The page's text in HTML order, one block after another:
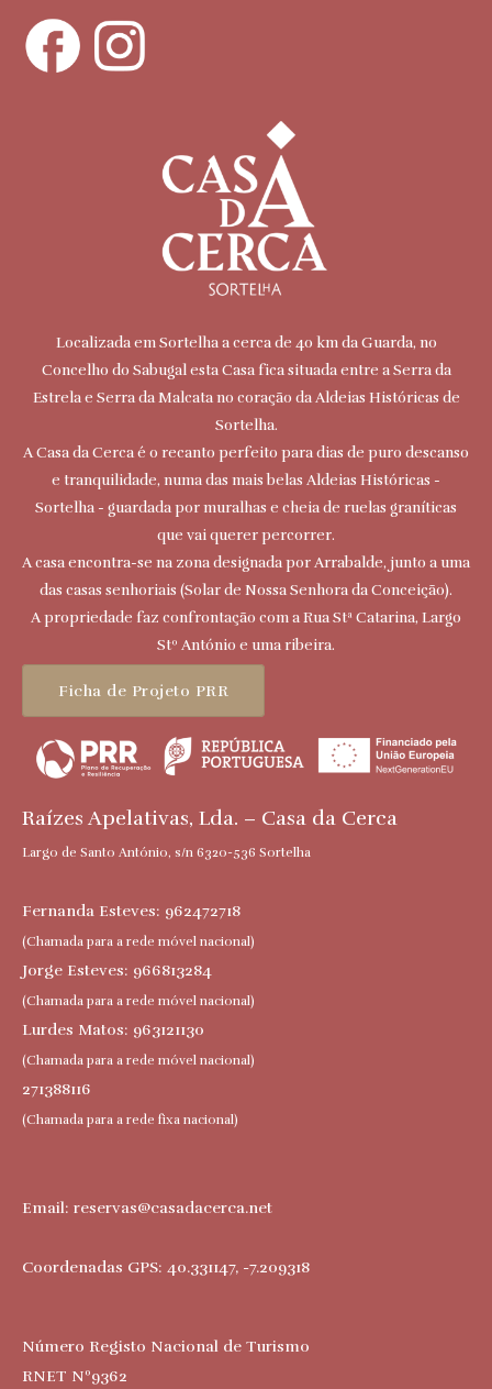
Localizada em Sortelha a cerca de 40 km da Guarda, no
Concelho do Sabugal esta Casa fica situada entre a Serra da
Estrela e Serra da Malcata no coração da Aldeias Históricas de
Sortelha.
A Casa da Cerca é o recanto perfeito para dias de puro descanso
e tranquilidade, numa das mais belas Aldeias Históricas -
Sortelha - guardada por muralhas e cheia de ruelas graníticas
que vai querer percorrer.
A casa encontra-se na zona designada por Arrabalde, junto a uma
das casas senhoriais (Solar de Nossa Senhora da Conceição).
A propriedade faz confrontação com a Rua Stª Catarina, Largo
Stº António e uma ribeira.
Ficha de Projeto PRR
Raízes Apelativas, Lda. – Casa da Cerca
Largo de Santo António, s/n 6320-536 Sortelha
Fernanda Esteves: 962472718
(Chamada para a rede móvel nacional)
Jorge Esteves: 966813284
(Chamada para a rede móvel nacional)
Lurdes Matos: 963121130
(Chamada para a rede móvel nacional)
271388116
(Chamada para a rede fixa nacional)
Email: reservas@casadacerca.net
Coordenadas GPS: 40.331147, -7.209318
Número Registo Nacional de Turismo
RNET Nº9362